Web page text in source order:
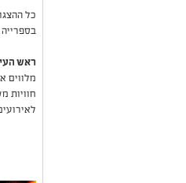
בספרייה
ראש
מלווים
חוויות